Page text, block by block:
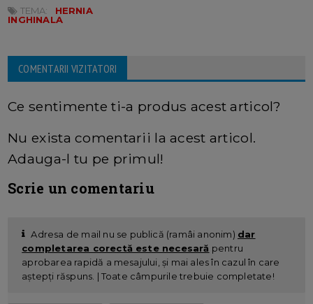
TEMA:
HERNIA
INGHINALA
COMENTARII VIZITATORI
Ce sentimente ti-a produs acest articol?
Nu exista comentarii la acest articol.
Adauga-l tu pe primul!
Scrie un comentariu
Adresa de mail nu se publică (ramâi anonim) dar
completarea corectă este necesară pentru
aprobarea rapidă a mesajului, și mai ales în cazul în care
aștepți răspuns. | Toate câmpurile trebuie completate!